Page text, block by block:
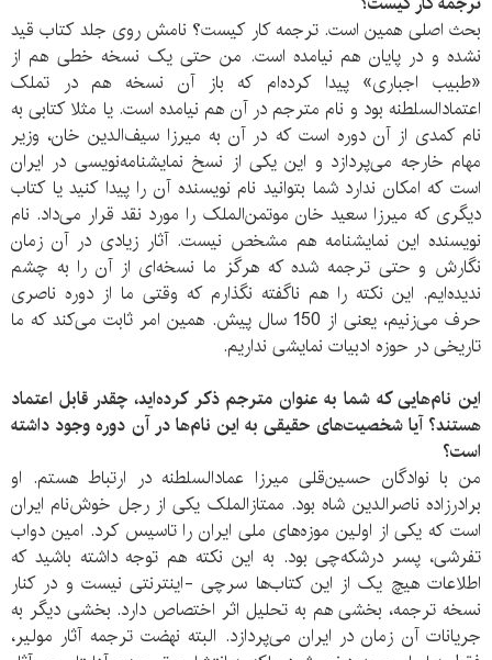
بحث اصلی همین است. ترجمه کار کیست؟ نامش روی جلد کتاب قید
نشده و در پایان هم نیامده است. من حتی یک نسخه خطی هم از
«طبیب اجباری» پیدا کرده‌ام که باز آن نسخه هم در تملک
اعتماد‌السلطنه بود و نام مترجم در آن هم نیامده است. یا مثلا کتابی به
نام کمدی از آن دوره است که در آن به میرزا سیف‌الدین خان، وزیر
مهام خارجه می‌پردازد و این یکی از نسخ نمایشنامه‌نویسی در ایران
است که امکان ندارد شما بتوانید نام نویسنده آن را پیدا کنید یا کتاب
دیگری که میرزا سعید خان موتمن‌الملک را مورد نقد قرار می‌داد. نام
نویسنده این نمایشنامه هم مشخص نیست. آثار زیادی در آن زمان
نگارش و حتی ترجمه شده که هرگز ما نسخه‌ای از آن را به چشم
ندیده‌ایم. این نکته را هم ناگفته نگذارم که وقتی ما از دوره ناصری
حرف می‌زنیم، یعنی از 150 سال پیش. همین امر ثابت می‌کند که ما
تاریخی در حوزه ادبیات نمایشی نداریم.
این نام‌هایی که شما به عنوان مترجم ذکر کرده‌اید، چقدر قابل اعتماد
هستند؟ آیا شخصیت‌های حقیقی به این نام‌ها در آن دوره وجود داشته
است؟
من با نوادگان حسین‌قلی میرزا عمادالسلطنه در ارتباط هستم. او
برادرزاده ناصرالدین شاه بود. ممتازالملک یکی از رجل خوش‌نام ایران
است که یکی از اولین موزه‌های ملی ایران را تاسیس کرد. امین دواب
تفرشی، پسر درشکه‌چی بود. به این نکته هم توجه داشته باشید که
اطلاعات هیچ یک از این کتاب‌ها سرچی -اینترنتی نیست و در کنار
نسخه ترجمه، بخشی هم به تحلیل اثر اختصاص دارد. بخشی دیگر به
جریانات آن زمان در ایران می‌پردازد. البته نهضت ترجمه آثار مولیر،